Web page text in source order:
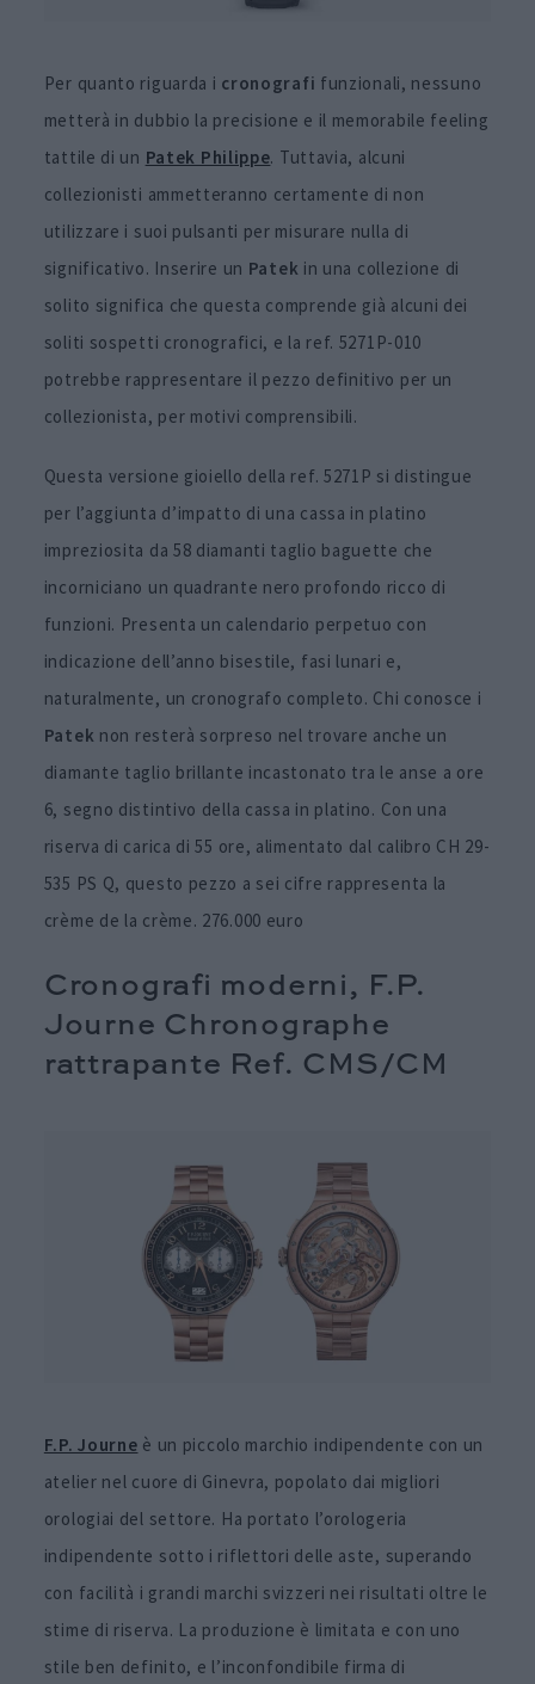
Per quanto riguarda i cronografi funzionali, nessuno
metterà in dubbio la precisione e il memorabile feeling
tattile di un Patek Philippe. Tuttavia, alcuni
collezionisti ammetteranno certamente di non
utilizzare i suoi pulsanti per misurare nulla di
significativo. Inserire un Patek in una collezione di
solito significa che questa comprende già alcuni dei
soliti sospetti cronografici, e la ref. 5271P-010
potrebbe rappresentare il pezzo definitivo per un
collezionista, per motivi comprensibili.
Questa versione gioiello della ref. 5271P si distingue
per l’aggiunta d’impatto di una cassa in platino
impreziosita da 58 diamanti taglio baguette che
incorniciano un quadrante nero profondo ricco di
funzioni. Presenta un calendario perpetuo con
indicazione dell’anno bisestile, fasi lunari e,
naturalmente, un cronografo completo. Chi conosce i
Patek non resterà sorpreso nel trovare anche un
diamante taglio brillante incastonato tra le anse a ore
6, segno distintivo della cassa in platino. Con una
riserva di carica di 55 ore, alimentato dal calibro CH 29-
535 PS Q, questo pezzo a sei cifre rappresenta la
crème de la crème. 276.000 euro
Cronografi moderni, F.P.
Journe Chronographe
rattrapante Ref. CMS/CM
F.P. Journe è un piccolo marchio indipendente con un
atelier nel cuore di Ginevra, popolato dai migliori
orologiai del settore. Ha portato l’orologeria
indipendente sotto i riflettori delle aste, superando
con facilità i grandi marchi svizzeri nei risultati oltre le
stime di riserva. La produzione è limitata e con uno
stile ben definito, e l’inconfondibile firma di